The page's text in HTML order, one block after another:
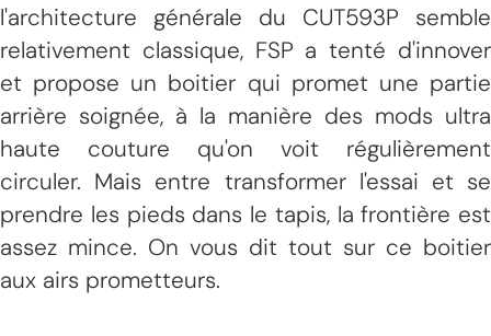
l'architecture générale du CUT593P semble
relativement classique, FSP a tenté d'innover
et propose un boitier qui promet une partie
arrière soignée, à la manière des mods ultra
haute couture qu'on voit régulièrement
circuler. Mais entre transformer l'essai et se
prendre les pieds dans le tapis, la frontière est
assez mince. On vous dit tout sur ce boitier
aux airs prometteurs.